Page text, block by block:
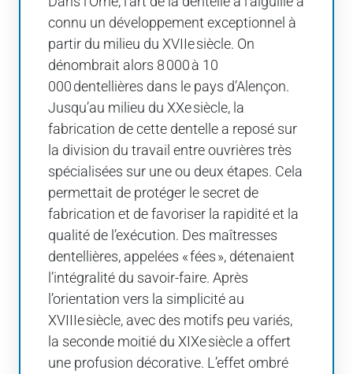
connu un développement exceptionnel à
partir du milieu du XVIIe siècle. On
dénombrait alors 8 000 à 10
000 dentellières dans le pays d’Alençon.
Jusqu’au milieu du XXe siècle, la
fabrication de cette dentelle a reposé sur
la division du travail entre ouvrières très
spécialisées sur une ou deux étapes. Cela
permettait de protéger le secret de
fabrication et de favoriser la rapidité et la
qualité de l’exécution. Des maîtresses
dentellières, appelées « fées », détenaient
l’intégralité du savoir-faire. Après
l’orientation vers la simplicité au
XVIIIe siècle, avec des motifs peu variés,
la seconde moitié du XIXe siècle a offert
une profusion décorative. L’effet ombré